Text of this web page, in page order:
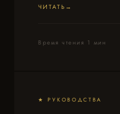
ЧИТАТЬ
Время чтения 1 мин
★ РУКОВОДСТВА